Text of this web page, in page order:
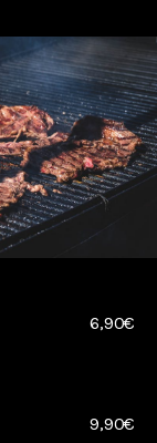
6,90€
9,90€